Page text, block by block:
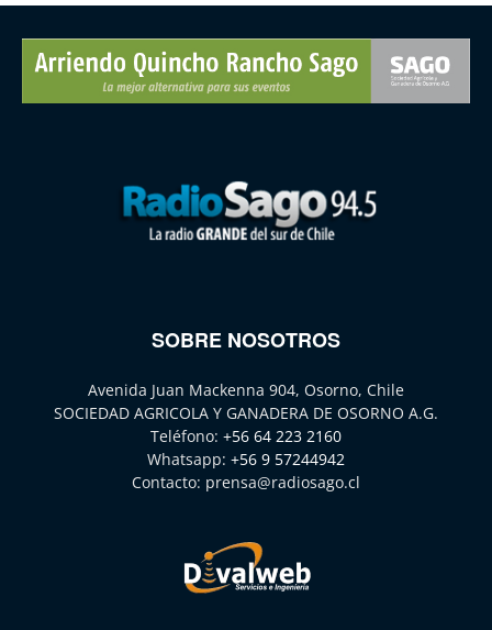
SOBRE NOSOTROS
Avenida Juan Mackenna 904, Osorno, Chile
SOCIEDAD AGRICOLA Y GANADERA DE OSORNO A.G.
Teléfono: +56 64 223 2160
Whatsapp: +56 9 57244942
Contacto: prensa@radiosago.cl